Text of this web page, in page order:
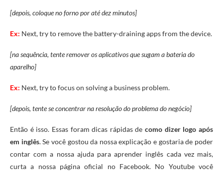
[depois, coloque no forno por até dez minutos]
Ex: Next, try to remove the battery-draining apps from the device.
[na sequência, tente remover os aplicativos que sugam a bateria do
aparelho]
Ex: Next, try to focus on solving a business problem.
[depois, tente se concentrar na resolução do problema do negócio]
Então é isso. Essas foram dicas rápidas decomo dizer logo após
em inglês. Se você gostou da nossa explicação e gostaria de poder
contar com a nossa ajuda para aprender inglês cada vez mais,
curta a nossa página oficial no Facebook. No Youtube você